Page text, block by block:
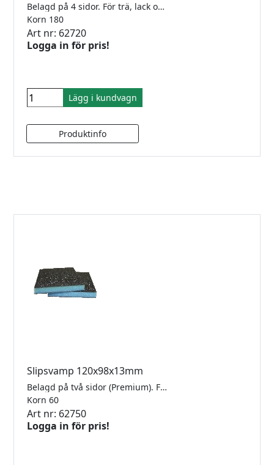
Belagd på 4 sidor. För trä, lack och komposit. Säljes styckvis.
Korn 180
Art nr: 62720
Logga in för pris!
Lägg i kundvagn
Slipsvamp 120x98x13mm
Belagd på två sidor (Premium). För glas, keramik, trä, lack, komposit och stenmaterial. Säljes styckvis.
Korn 60
Art nr: 62750
Logga in för pris!